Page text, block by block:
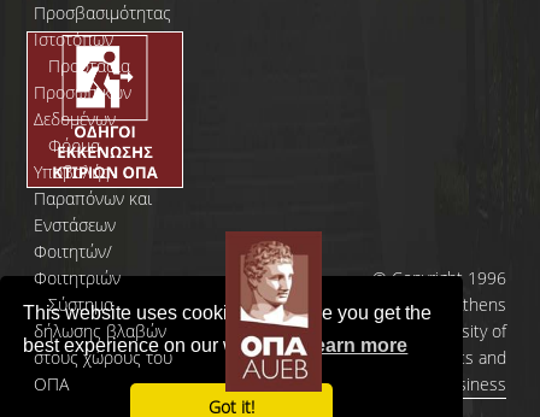
This website uses cookies to ensure you get the
best experience on our website.Learn more
Got it!
Προσβασιμότητας
Ιστοτόπων
Προστασία
Προσωπικών
Δεδομένων
Φόρμα
Yποβολής
Παραπόνων και
Ενστάσεων
Φοιτητών/
Φοιτητριών
>Σύστημα
δήλωσης βλαβών
στους χώρους του
ΟΠΑ
© Copyright 1996
- 2026 | Athens
University of
Economics and
Business